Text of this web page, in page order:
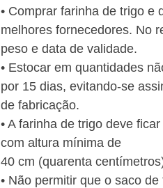
• Comprar farinha de trigo e
melhores fornecedores. No
peso e data de validade.
• Estocar em quantidades
por 15 dias, evitando-se
de fabricação.
• A farinha de trigo deve
com altura mínima de
40 cm (quarenta
• Não permitir que o saco